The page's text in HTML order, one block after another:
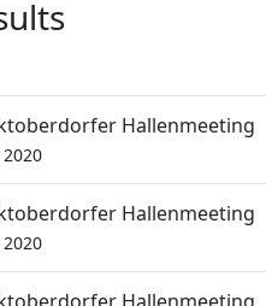
Hallenmeeting
Hallenmeeting